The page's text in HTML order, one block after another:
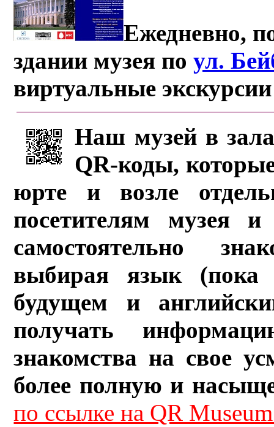
Ежедневно,
здании музея поул.
виртуальные
Наш музей в
QR-коды,
юрте и возле
посетителям музея и
самостоятельно
выбирая язык (пока
будущем и
получать
знакомства на свое
более полную и
по ссылке на QR